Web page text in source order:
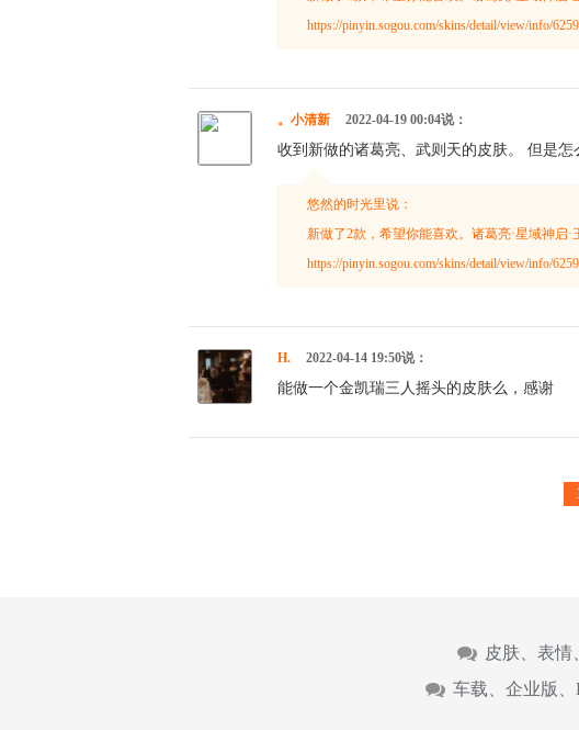
https://pinyin.sogou.com/skins/detail/view/info/
。小清新 2022-04-19 00:04说：
收到新做的诸葛亮、武则天的皮肤。 但是
悠然的时光里说：
新做了2款，希望你能喜欢。诸葛亮·星域神启·
https://pinyin.sogou.com/skins/detail/view/info/
H. 2022-04-14 19:50说：
能做一个金凯瑞三人摇头的皮肤么，感谢
皮肤、表情
车载、企业版、